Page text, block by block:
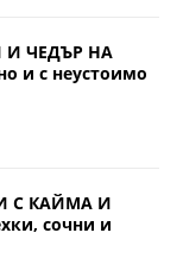
И ЧЕДЪР НА
и с неустоимо
С КАЙМА И
сочни и